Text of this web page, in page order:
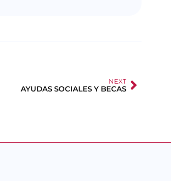
NEXT
AYUDAS SOCIALES Y BECAS